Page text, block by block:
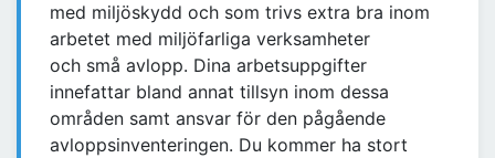
med miljöskydd och som trivs extra bra inom
arbetet med miljöfarliga verksamheter
och små avlopp. Dina arbetsuppgifter
innefattar bland annat tillsyn inom dessa
områden samt ansvar för den pågående
avloppsinventeringen. Du kommer ha stort